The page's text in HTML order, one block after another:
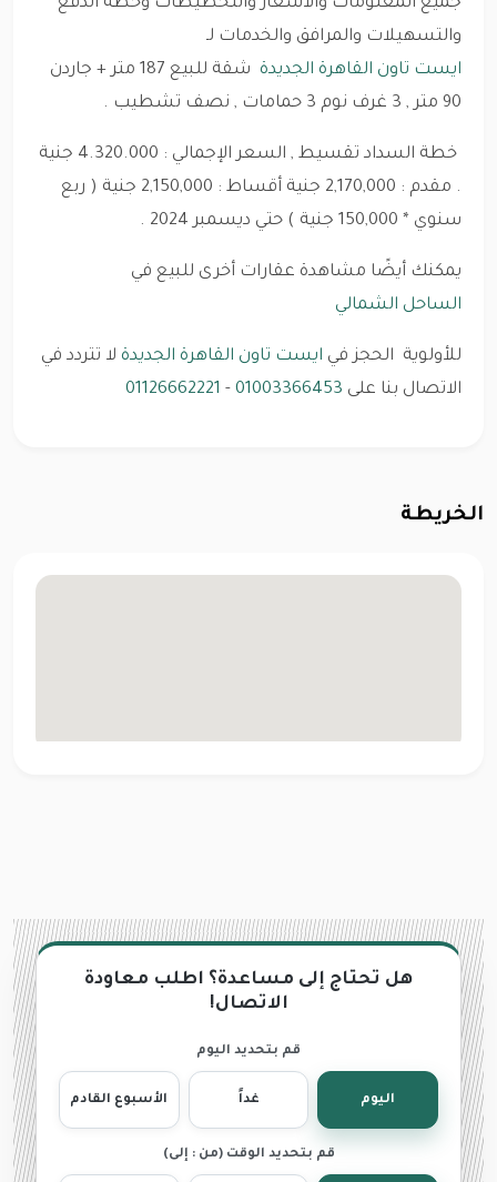
جميع المعلومات والأسعار والتخطيطات وخطة الدفع
والتسهيلات والمرافق والخدمات لـ
ايست تاون القاهرة الجديدة
شقة للبيع 187 متر + جاردن
90 متر , 3 غرف نوم 3 حمامات , نصف تشطيب .
خطة السداد تقسيط , السعر الإجمالي : 4.320.000 جنية
. مقدم : 2,170,000 جنية أقساط : 2,150,000 جنية ( ربع
سنوي * 150,000 جنية ) حتي ديسمبر 2024 .
يمكنك أيضًا مشاهدة عقارات أخرى للبيع في
الساحل الشمالي
للأولوية الحجز في ايست تاون القاهرة الجديدة لا تتردد في
الاتصال بنا على 01003366453
-
01126662221
الخريطة
هل تحتاج إلى مساعدة؟ اطلب معاودة
الاتصال!
قم بتحديد اليوم
اليوم غداً الأسبوع القادم
قم بتحديد الوقت (من : إلى)